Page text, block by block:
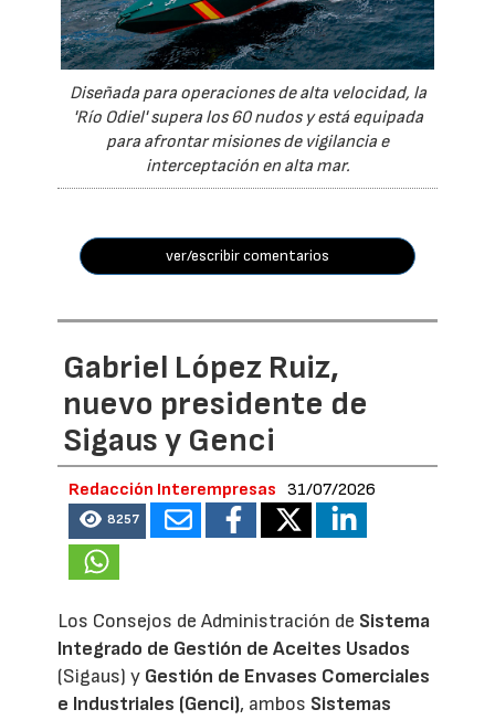
Diseñada para operaciones de alta velocidad, la
'Río Odiel' supera los 60 nudos y está equipada
para afrontar misiones de vigilancia e
interceptación en alta mar.
ver/escribir comentarios
Gabriel López Ruiz,
nuevo presidente de
Sigaus y Genci
Redacción Interempresas 31/07/2026
8257
Los Consejos de Administración de Sistema
Integrado de Gestión de Aceites Usados
(Sigaus) y Gestión de Envases Comerciales
e Industriales (Genci), ambos Sistemas